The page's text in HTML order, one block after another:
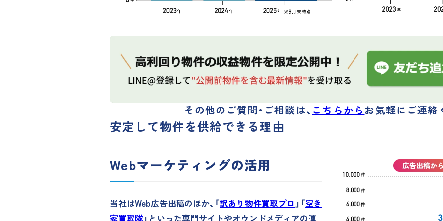
その他のご質問・ご相談は、 こちらからお気軽にご連絡
安定して物件を供給できる理由
Webマーケティングの活用
当社はWeb広告出稿のほか、「訳あり物件買取プロ 」「空き
家買取隊」といった専門サイトやオウンドメディアの運